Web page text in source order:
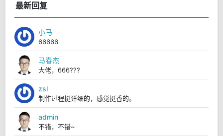
最新回复
小马
66666
马春杰
大佬，666???
zsl
制作过程挺详细的，感觉挺香的。
admin
不错，不错~